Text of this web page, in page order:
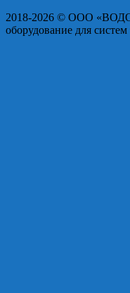
2018-2026 © OOO
оборудование для